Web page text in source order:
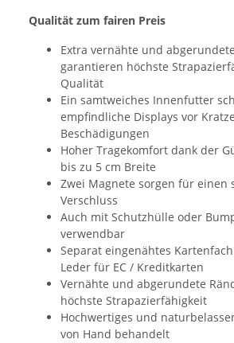
Qualität zum fairen Preis
Extra vernähte und
garantieren höchste
Qualität
Ein samtweiches Innenfutter
empfindliche Displays vor
Beschädigungen
Hoher Tragekomfort dank der
bis zu 5 cm Breite
Zwei Magnete sorgen für einen
Verschluss
Auch mit Schutzhülle oder
verwendbar
Separat eingenähtes
Leder für EC / Kreditkarten
Vernähte und abgerundete
höchste Strapazierfähigkeit
Hochwertiges und
von Hand behandelt